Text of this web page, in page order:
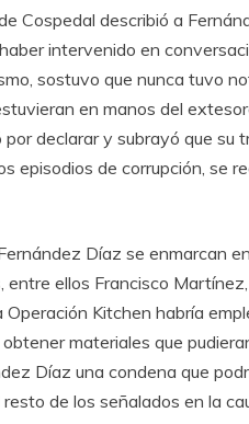
Cospedal describió a
intervenido en
sostuvo que nunca tuvo
en manos del
declarar y subrayó que su
episodios de corrupción, se
Díaz se enmarcan
ellos Francisco
Operación Kitchen habría
materiales que
Díaz una condena que
de los señalados en la